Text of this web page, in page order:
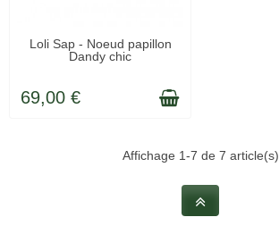
EN STOCK
Loli Sap - Noeud papillon
Dandy chic
69,00 €
Affichage 1-7 de 7 article(s)